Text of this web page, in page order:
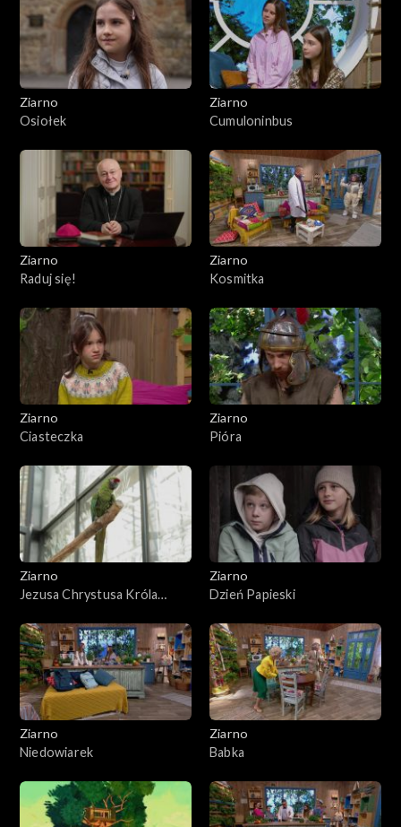
Ziarno
Osiołek
Ziarno
Cumuloninbus
Ziarno
Raduj się!
Ziarno
Kosmitka
Ziarno
Ciasteczka
Ziarno
Pióra
Ziarno
Jezusa Chrystusa Króla
Ziarno
Dzień Papieski
Ziarno
Niedowiarek
Ziarno
Babka